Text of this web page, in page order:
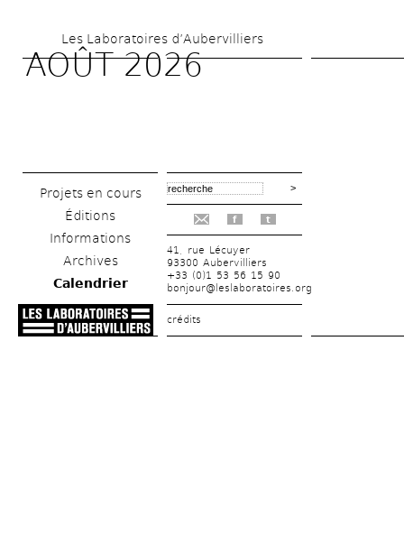
au
contenu
Les Laboratoires d’Aubervilliers
AOÛT 2026
Projets en cours
Éditions
Informations
Archives
Calendrier
f t
41, rue Lécuyer
93300 Aubervilliers
+33 (0)1 53 56 15 90
bonjour@leslaboratoires.org
crédits